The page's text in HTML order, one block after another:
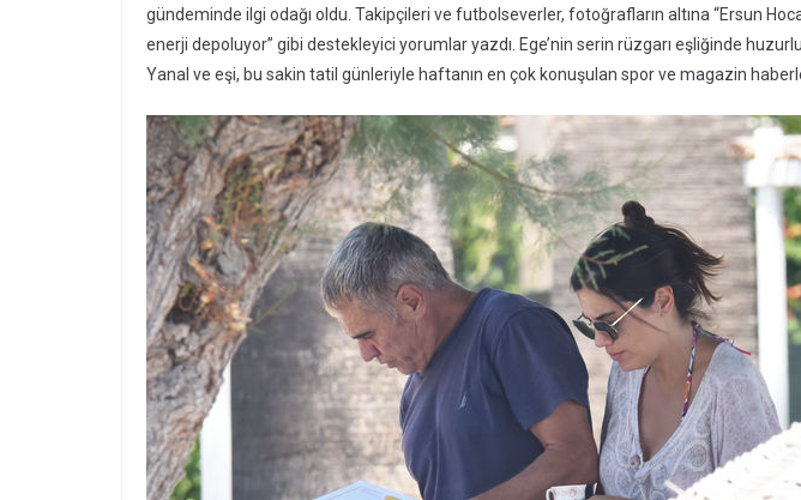
gündeminde ilgi odağı oldu. Takipçileri ve futbolseverler, fotoğrafların altına “Ersun
enerji depoluyor” gibi destekleyici yorumlar yazdı. Ege’nin serin rüzgarı eşliğinde
Yanal ve eşi, bu sakin tatil günleriyle haftanın en çok konuşulan spor ve magazin